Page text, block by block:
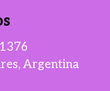
Argentina